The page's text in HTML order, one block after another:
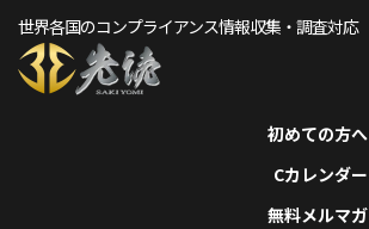
世界各国のコンプライアンス情報収集・調査対応
初めての方へ
Cカレンダー
無料メルマガ